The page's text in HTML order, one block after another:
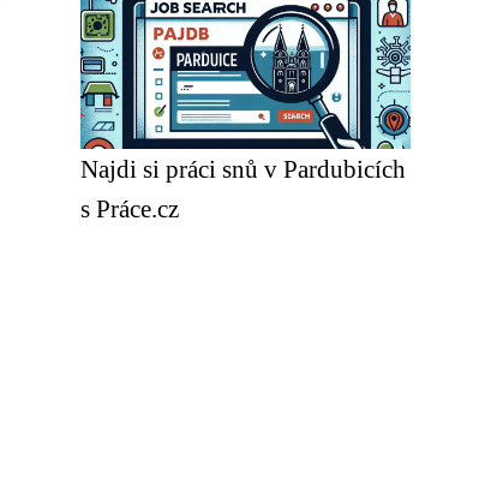
Najdi si práci snů v Pardubicích
s Práce.cz